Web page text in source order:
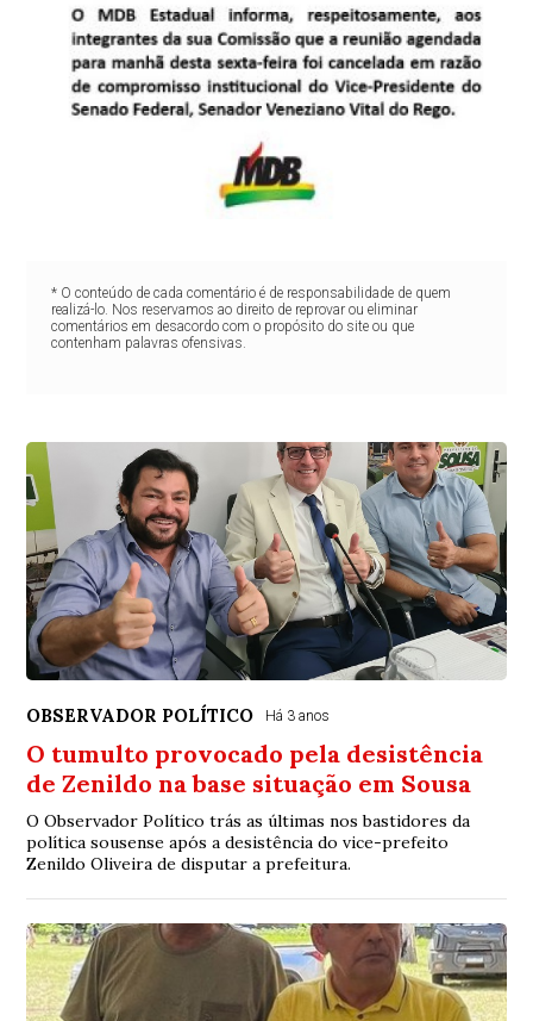
* O conteúdo de cada comentário é de responsabilidade de quem
realizá-lo. Nos reservamos ao direito de reprovar ou eliminar
comentários em desacordo com o propósito do site ou que
contenham palavras ofensivas.
OBSERVADOR POLÍTICO Há 3 anos
O tumulto provocado pela desistência
de Zenildo na base situação em Sousa
O Observador Político trás as últimas nos bastidores da
política sousense após a desistência do vice-prefeito
Zenildo Oliveira de disputar a prefeitura.